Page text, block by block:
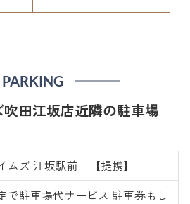
PARKING
田江坂店近隣の駐車場
ムズ 江坂駅前 【提携】
で駐車場代サービス 駐車券もし